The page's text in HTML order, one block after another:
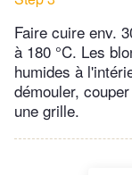
Faire cuire env.
à 180 °C. Les
humides à
démouler,
une grille.